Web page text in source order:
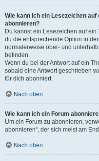
Wie kann ich ein Lesezeichen
abonnieren?
Du kannst ein Lesezeichen auf
du die entsprechende Option in
normalerweise ober- und
befinden.
Wenn du bei der Antwort auf ein
sobald eine Antwort geschrieben
für dich abonniert.
Nach oben
Wie kann ich ein Forum
Um ein Forum zu abonnieren,
abonnieren“, der sich meist am
Nach oben